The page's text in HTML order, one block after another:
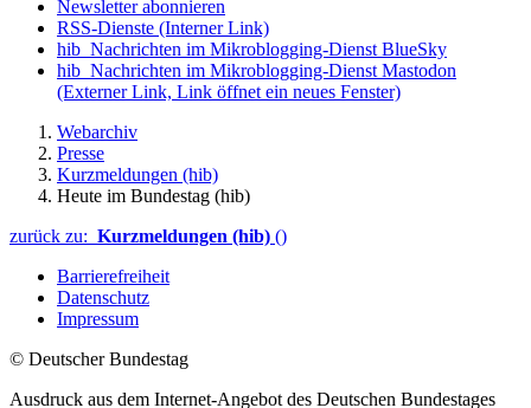
Newsletter abonnieren
RSS-Dienste (Interner Link)
hib_Nachrichten im Mikroblogging-Dienst BlueSky
hib_Nachrichten im Mikroblogging-Dienst Mastodon
(Externer Link, Link öffnet ein neues Fenster)
Webarchiv
Presse
Kurzmeldungen (hib)
Heute im Bundestag (hib)
zurück zu: Kurzmeldungen (hib) ()
Barrierefreiheit
Datenschutz
Impressum
© Deutscher Bundestag
Ausdruck aus dem Internet-Angebot des Deutschen Bundestages